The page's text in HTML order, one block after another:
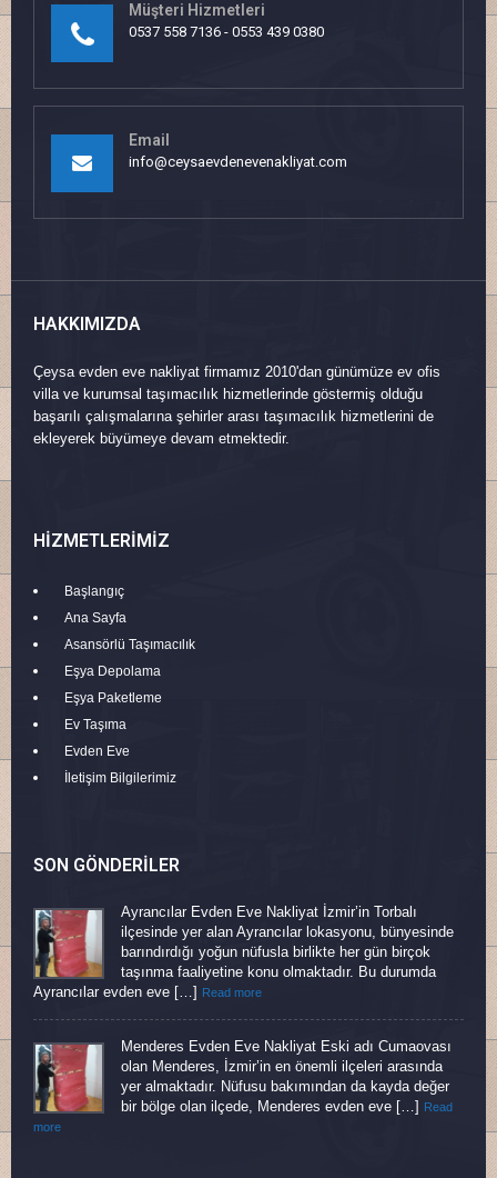
Müşteri Hizmetleri
0537 558 7136 - 0553 439 0380
Email
info@ceysaevdenevenakliyat.com
HAKKIMIZDA
Çeysa evden eve nakliyat firmamız 2010'dan günümüze ev ofis
villa ve kurumsal taşımacılık hizmetlerinde göstermiş olduğu
başarılı çalışmalarına şehirler arası taşımacılık hizmetlerini de
ekleyerek büyümeye devam etmektedir.
HIZMETLERIMIZ
Başlangıç
Ana Sayfa
Asansörlü Taşımacılık
Eşya Depolama
Eşya Paketleme
Ev Taşıma
Evden Eve
İletişim Bilgilerimiz
SON GÖNDERILER
Ayrancılar Evden Eve Nakliyat İzmir’in Torbalı
ilçesinde yer alan Ayrancılar lokasyonu, bünyesinde
barındırdığı yoğun nüfusla birlikte her gün birçok
taşınma faaliyetine konu olmaktadır. Bu durumda
Ayrancılar evden eve […]
Read more
Menderes Evden Eve Nakliyat Eski adı Cumaovası
olan Menderes, İzmir’in en önemli ilçeleri arasında
yer almaktadır. Nüfusu bakımından da kayda değer
bir bölge olan ilçede, Menderes evden eve […]
Read
more